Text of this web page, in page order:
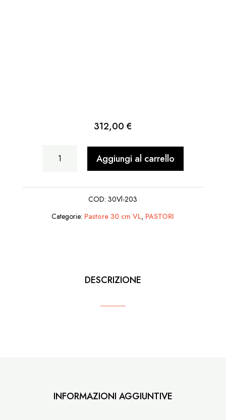
312,00€
Famiglia
Contadina
quantità
Aggiungi al carrello
COD:30Vl-203
Categorie: Pastore 30 cm VL, PASTORI
DESCRIZIONE
INFORMAZIONI AGGIUNTIVE